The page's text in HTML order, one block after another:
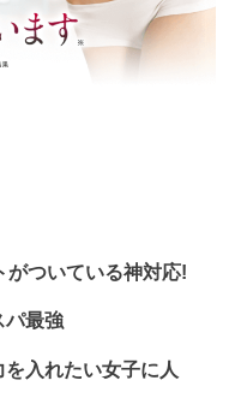
がついている神対応!
パ最強
入れたい女子に人